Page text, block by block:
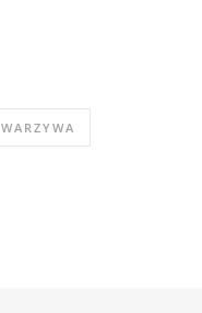
WARZYWA